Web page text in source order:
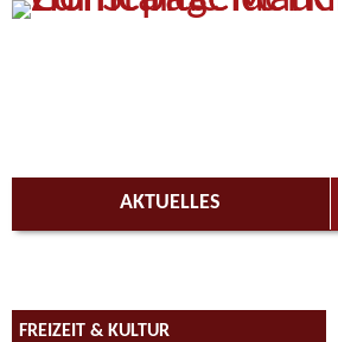
Zum Inhalt, zur Navigationoderzur
AKTUELLES
FREIZEIT & KULTUR